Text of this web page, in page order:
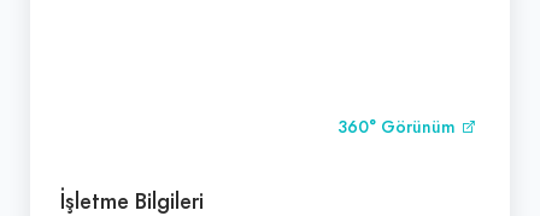
360° Görünüm
İşletme Bilgileri